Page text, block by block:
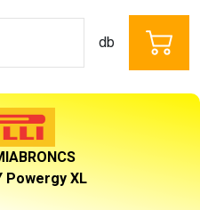
db
Powergy XL